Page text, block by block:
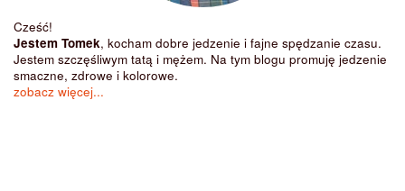
Cześć!
Jestem Tomek, kocham dobre jedzenie i fajne spędzanie czasu.
Jestem szczęśliwym tatą i mężem. Na tym blogu promuję jedzenie
smaczne, zdrowe i kolorowe.
zobacz więcej...